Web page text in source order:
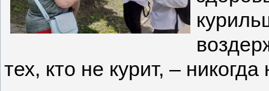
тех, кто не курит, –